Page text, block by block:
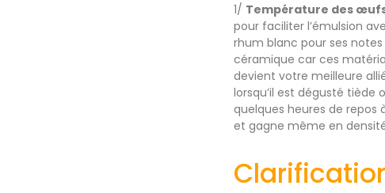
1/ Température des
pour faciliter l’émulsion
rhum blanc pour ses
céramique car ces
devient votre meilleure
lorsqu’il est dégusté tiède
quelques heures de repos
et gagne même en